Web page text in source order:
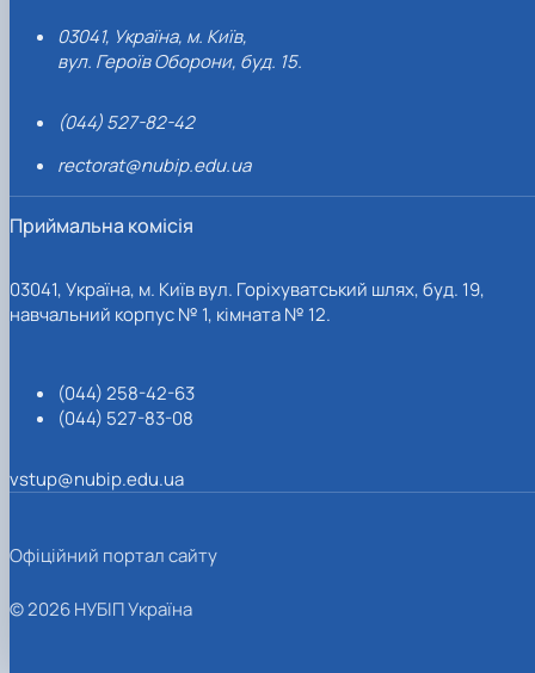
03041, Україна, м. Київ,
вул. Героїв Оборони, буд. 15.
(044) 527-82-42
rectorat@nubip.edu.ua
Приймальна комісія
03041, Україна, м. Київ вул. Горіхуватський шлях, буд. 19,
навчальний корпус № 1, кімната № 12.
(044) 258-42-63
(044) 527-83-08
vstup@nubip.edu.ua
Офіційний портал сайту
© 2026 НУБІП Україна